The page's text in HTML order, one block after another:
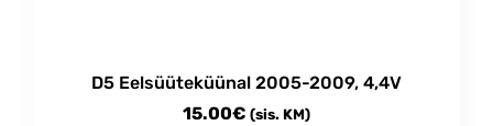
D5 Eelsüüteküünal 2005-2009, 4,4V
15.00€ (sis. KM)